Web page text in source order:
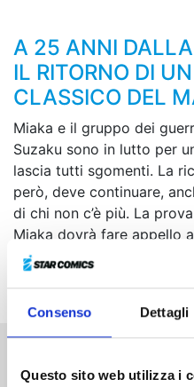
Consenso Dettagli
Questo sito web utilizza i
A 25 ANNI
IL RITORNO DI
CLASSICO DEL
Miaka e il gruppo dei
Suzaku sono in lutto per
lascia tutti sgomenti. La
però, deve continuare,
di chi non c’è più. La
Miaka dovrà fare appello
e al suo coraggio. Nel
Seiryu non stanno con le